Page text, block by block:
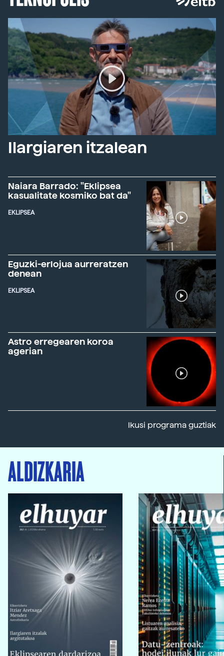
Ilargiaren itzalean
Naiara Barrado: "Eklipsea
kasualitate kosmiko bat da"
EKLIPSEA
Eguzki-erlojua aurreratzen
denean
EKLIPSEA
Astro erregearen koroa
agerian
Ikusi programa guztiak
ALDIZKARIA